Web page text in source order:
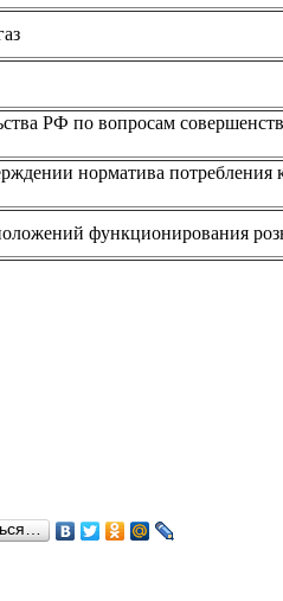
РФ по вопросам
норматива
функционирования